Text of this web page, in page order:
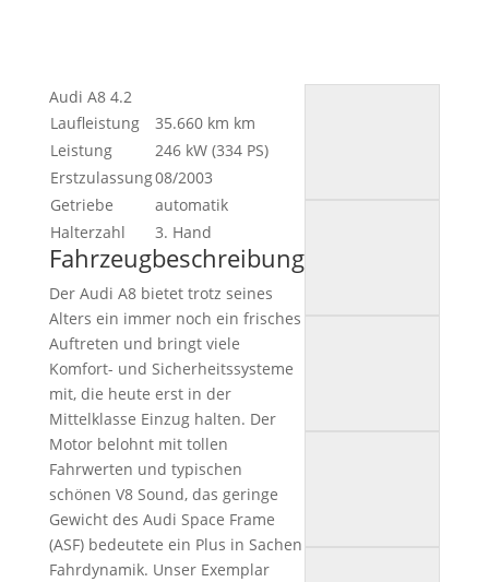
Audi A8 4.2
Laufleistung
35.660 km km
Leistung
246 kW (334 PS)
Erstzulassung08/2003
Getriebe
automatik
Halterzahl
3. Hand
Fahrzeugbeschreibung
Der Audi A8 bietet trotz seines
Alters ein immer noch ein frisches
Auftreten und bringt viele
Komfort- und Sicherheitssysteme
mit, die heute erst in der
Mittelklasse Einzug halten. Der
Motor belohnt mit tollen
Fahrwerten und typischen
schönen V8 Sound, das geringe
Gewicht des Audi Space Frame
(ASF) bedeutete ein Plus in Sachen
Fahrdynamik. Unser Exemplar